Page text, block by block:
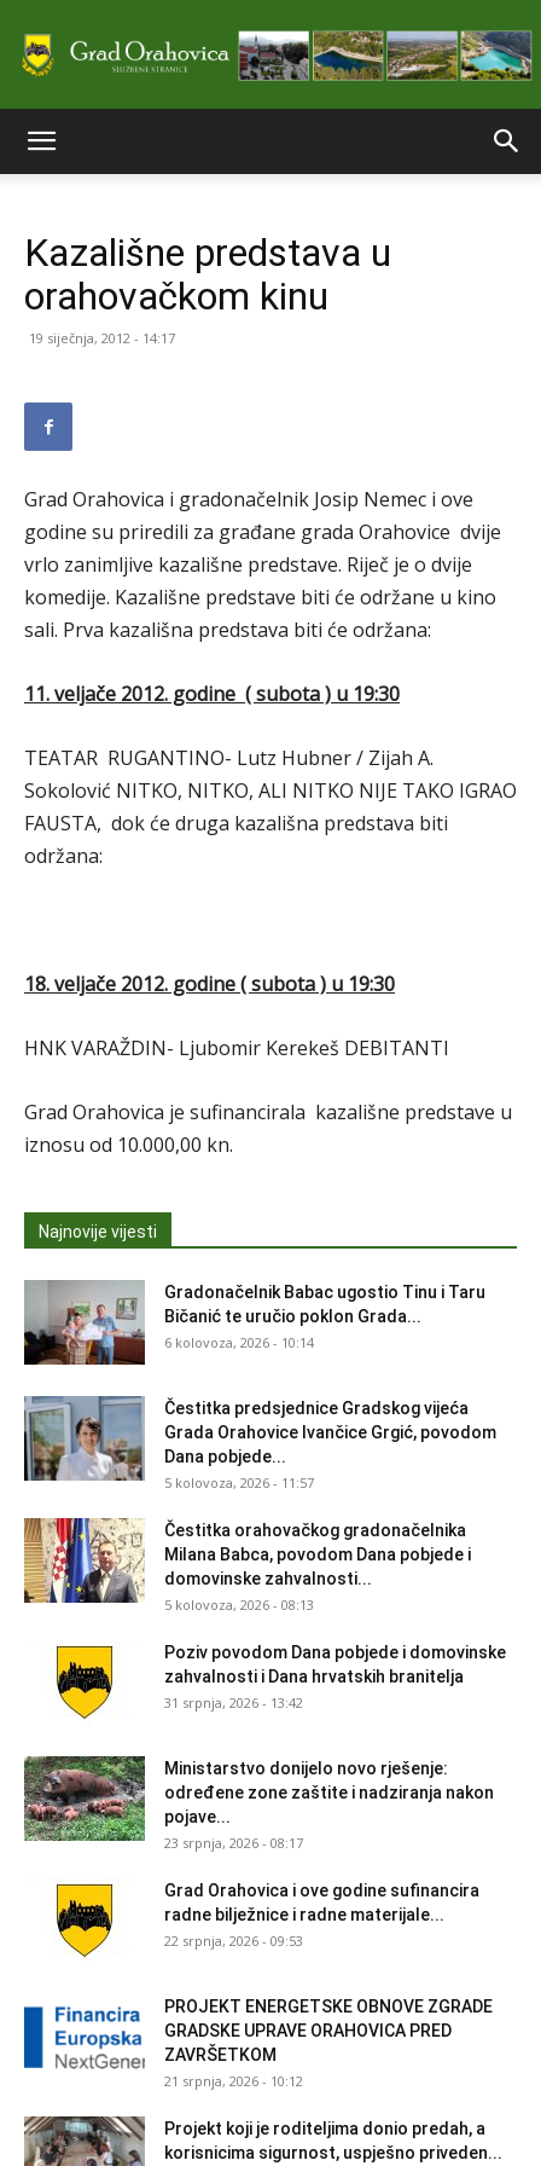
stranice
Kazališne predstava u
orahovačkom kinu
19 siječnja, 2012 - 14:17
Grad Orahovica i gradonačelnik Josip Nemec i ove
godine su priredili za građane grada Orahovice dvije
vrlo zanimljive kazališne predstave. Riječ je o dvije
komedije. Kazališne predstave biti će održane u kino
sali. Prva kazališna predstava biti će održana:
11. veljače 2012. godine ( subota ) u 19:30
TEATAR RUGANTINO- Lutz Hubner / Zijah A.
Sokolović NITKO, NITKO, ALI NITKO NIJE TAKO IGRAO
FAUSTA, dok će druga kazališna predstava biti
održana:
18. veljače 2012. godine ( subota ) u 19:30
HNK VARAŽDIN- Ljubomir Kerekeš DEBITANTI
Grad Orahovica je sufinancirala kazališne predstave u
iznosu od 10.000,00 kn.
Najnovije vijesti
Gradonačelnik Babac ugostio Tinu i Taru
Bičanić te uručio poklon Grada...
6 kolovoza, 2026 - 10:14
Čestitka predsjednice Gradskog vijeća
Grada Orahovice Ivančice Grgić, povodom
Dana pobjede...
5 kolovoza, 2026 - 11:57
Čestitka orahovačkog gradonačelnika
Milana Babca, povodom Dana pobjede i
domovinske zahvalnosti...
5 kolovoza, 2026 - 08:13
Poziv povodom Dana pobjede i domovinske
zahvalnosti i Dana hrvatskih branitelja
31 srpnja, 2026 - 13:42
Ministarstvo donijelo novo rješenje:
određene zone zaštite i nadziranja nakon
pojave...
23 srpnja, 2026 - 08:17
Grad Orahovica i ove godine sufinancira
radne bilježnice i radne materijale...
22 srpnja, 2026 - 09:53
PROJEKT ENERGETSKE OBNOVE ZGRADE
GRADSKE UPRAVE ORAHOVICA PRED
ZAVRŠETKOM
21 srpnja, 2026 - 10:12
Projekt koji je roditeljima donio predah, a
korisnicima sigurnost, uspješno priveden...